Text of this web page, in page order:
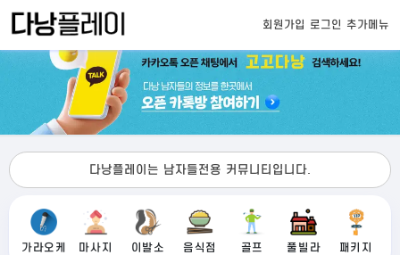
회원가입 로그인 추가메뉴
다낭플레이는 남자들전용 커뮤니티입니다.
가라오케 마사지 이발소 음식점 골프 풀빌라 패키지